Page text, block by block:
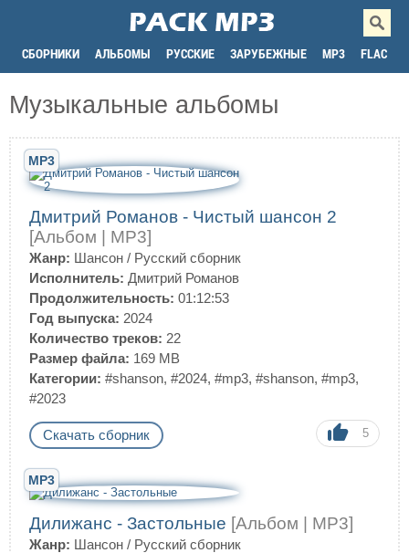
СБОРНИКИ АЛЬБОМЫ РУССКИЕ ЗАРУБЕЖНЫЕ MP3 FLAC
Музыкальные альбомы
MP3
Дмитрий Романов - Чистый шансон 2
[Альбом | MP3]
Жанр: Шансон / Русский сборник
Исполнитель: Дмитрий Романов
Продолжительность: 01:12:53
Год выпуска: 2024
Количество треков: 22
Размер файла: 169 MB
Категории: #shanson, #2024, #mp3, #shanson, #mp3,
#2023
Скачать сборник 5
MP3
Дилижанс - Застольные [Альбом | MP3]
Жанр: Шансон / Русский сборник